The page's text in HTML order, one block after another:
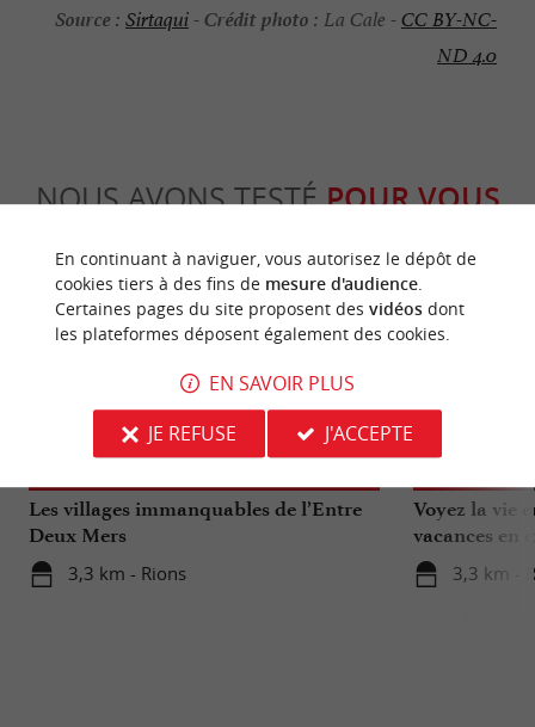
Source : Sirtaqui-Crédit photo : La Cale -CC BY-NC-
ND 4.0
NOUS AVONS TESTÉPOUR VOUS
Les villages immanquables de l’Entre
Deux Mers
3,3 km - Rions
Culturelle
Voyez la vie
vacances en
3,3 km -
En continuant à naviguer, vous autorisez le dépôt de
cookies tiers à des fins de mesure d'audience.
Certaines pages du site proposent des vidéosdont
les plateformes déposent également des cookies.
EN SAVOIR PLUS
JE REFUSE
J'ACCEPTE